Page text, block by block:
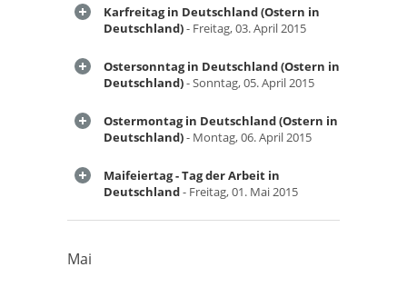
Karfreitag in Deutschland (Ostern in
Deutschland)- Freitag, 03. April 2015
Ostersonntag in Deutschland (Ostern in
Deutschland)- Sonntag, 05. April 2015
Ostermontag in Deutschland (Ostern in
Deutschland)- Montag, 06. April 2015
Maifeiertag - Tag der Arbeit in
Deutschland- Freitag, 01. Mai 2015
Mai